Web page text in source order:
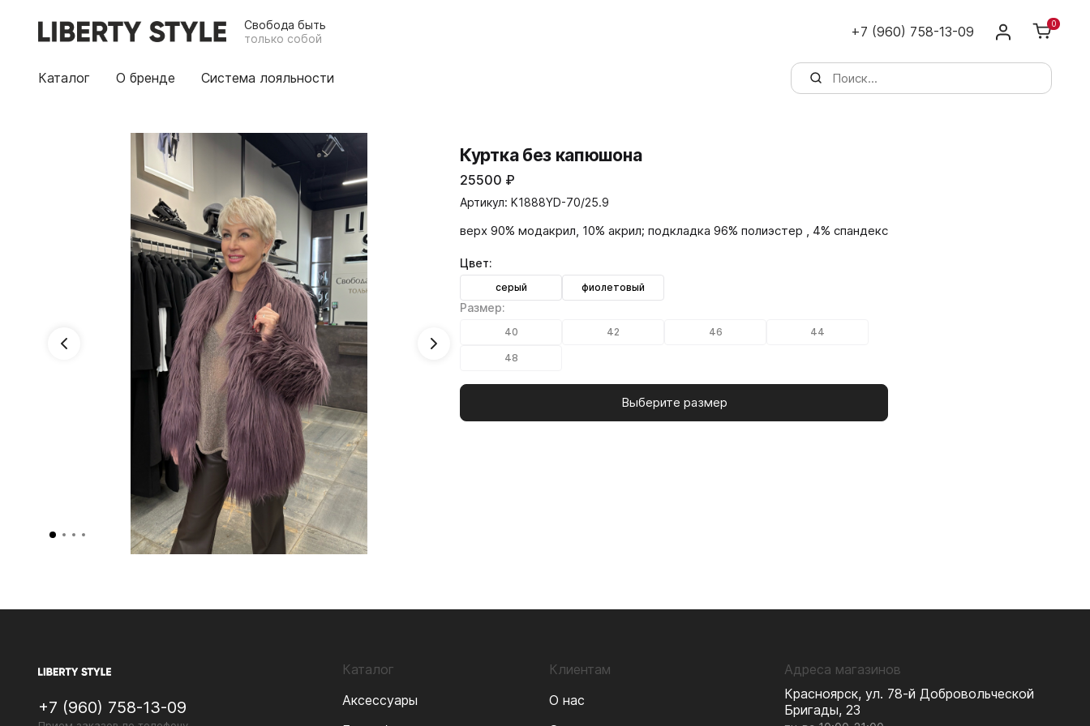
Свобода быть
только собой
+7 (960) 758-13-09 0
Каталог О бренде Система лояльности
Куртка без капюшона
25500 ₽
Артикул: K1888YD-70/25.9
верх 90% модакрил, 10% акрил; подкладка 96% полиэстер , 4% спандекс
Цвет:
серый фиолетовый
Размер:
40 42 46 44
48
Выберите размер
+7 (960) 758-13-09
Каталог
Аксессуары
Клиентам
О нас
Адреса магазинов
Красноярск, ул. 78-й Добровольческой
Бригады, 23